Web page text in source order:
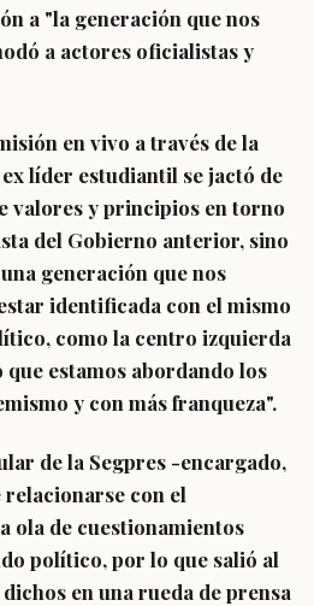
a "la generación que nos
a actores oficialistas y
en vivo a través de la
líder estudiantil se jactó de
valores y principios en torno
del Gobierno anterior, sino
generación que nos
identificada con el mismo
como la centro izquierda
estamos abordando los
y con más franqueza".
de la Segpres -encargado,
relacionarse con el
ola de cuestionamientos
político, por lo que salió al
en una rueda de prensa